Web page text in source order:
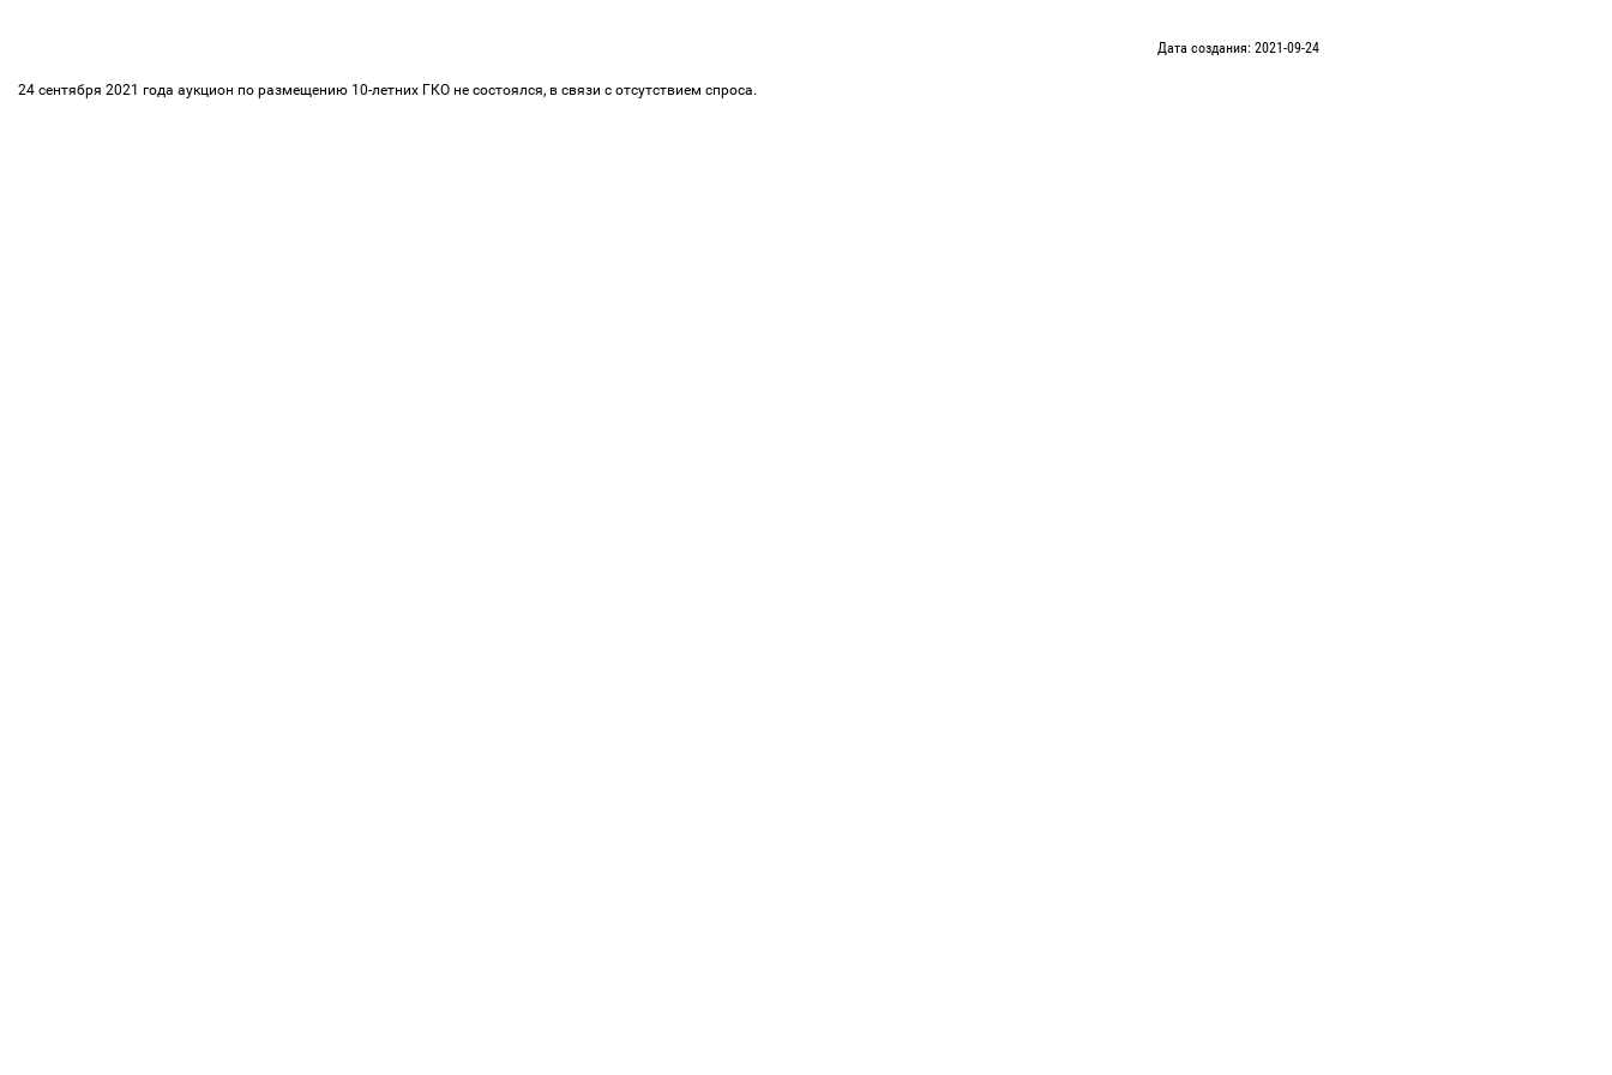
Дата создания: 2021-09-24
24 сентября 2021 года аукцион по размещению 10-летних ГКО не состоялся, в связи с отсутствием спроса.